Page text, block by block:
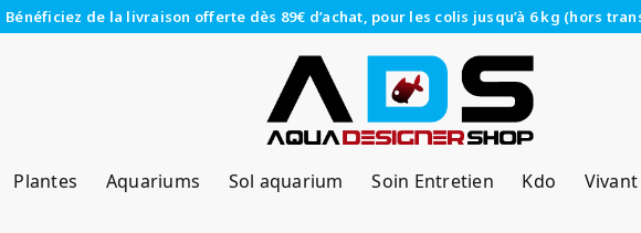
Bénéficiez de la livraison offerte dès 89€ d’achat, pour les colis jusqu’à 6 kg (hors
Plantes Aquariums Sol aquarium Soin Entretien Kdo Vivant